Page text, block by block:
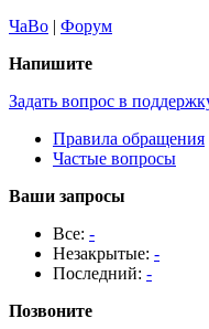
ЧаВо | Форум
Напишите
Задать вопрос в
Правила обращения
Частые вопросы
Ваши запросы
Все: -
Незакрытые: -
Последний: -
Позвоните